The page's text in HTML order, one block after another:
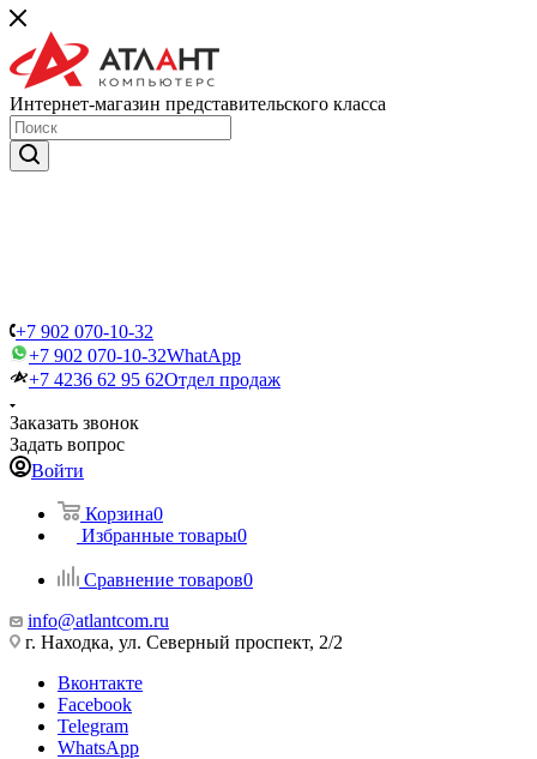
Интернет-магазин представительского класса
+7 902 070-10-32
+7 902 070-10-32WhatApp
+7 4236 62 95 62Отдел продаж
Заказать звонок
Задать вопрос
Войти
Корзина0
Избранные товары0
Сравнение товаров0
info@atlantcom.ru
г. Находка, ул. Северный проспект, 2/2
Вконтакте
Facebook
Telegram
WhatsApp